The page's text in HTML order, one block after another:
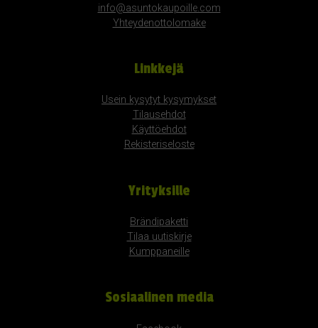
info@asuntokaupoille.com
Yhteydenottolomake
Linkkejä
Usein kysytyt kysymykset
Tilausehdot
Käyttöehdot
Rekisteriseloste
Yrityksille
Brändipaketti
Tilaa uutiskirje
Kumppaneille
Sosiaalinen media